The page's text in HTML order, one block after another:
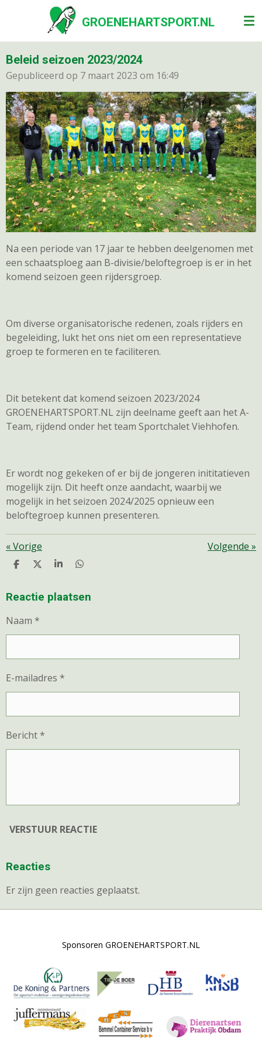
naar
de
GROENEHARTSPORT.NL
Beleid seizoen 2023/2024
Gepubliceerd op 7 maart 2023 om 16:49
Na een periode van 17 jaar te hebben deelgenomen met
een schaatsploeg aan B-divisie/beloftegroep is er in het
komend seizoen geen rijdersgroep.
Om diverse organisatorische redenen, zoals rijders en
begeleiding, lukt het ons niet om een representatieve
groep te formeren en te faciliteren.
Dit betekent dat komend seizoen 2023/2024
GROENEHARTSPORT.NL zijn deelname geeft aan het A-
Team, rijdend onder het team Sportchalet Viehhofen.
Er wordt nog gekeken of er bij de jongeren inititatieven
mogelijk zijn. Dit heeft onze aandacht, waarbij we
mogelijk in het seizoen 2024/2025 opnieuw een
beloftegroep kunnen presenteren.
«Vorige Volgende »
D
E
D
L
S
R
D
E
Reactie plaatsen
Naam *
E-mailadres *
Bericht *
VERSTUUR REACTIE
Reacties
Er zijn geen reacties geplaatst.
Sponsoren GROENEHARTSPORT.NL